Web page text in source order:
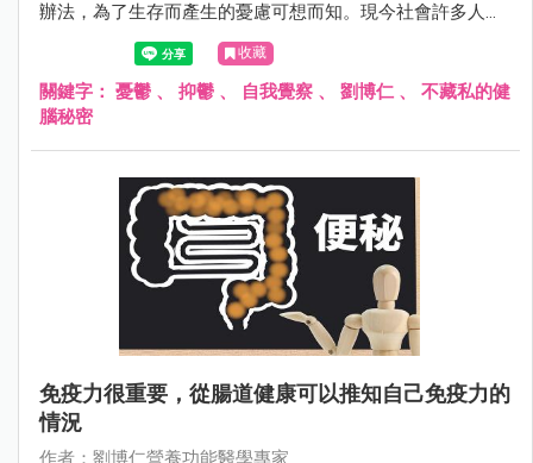
辦法，為了生存而產生的憂慮可想而知。現今社會許多人可
能在衣食無缺的情況之下，仍然充滿了憂慮，憂慮可能發生
的事情，也憂慮不可能發生的事情。
收藏
關鍵字： 憂鬱 、 抑鬱 、 自我覺察 、 劉博仁 、 不藏私的健
腦秘密
免疫力很重要，從腸道健康可以推知自己免疫力的
情況
作者：劉博仁營養功能醫學專家